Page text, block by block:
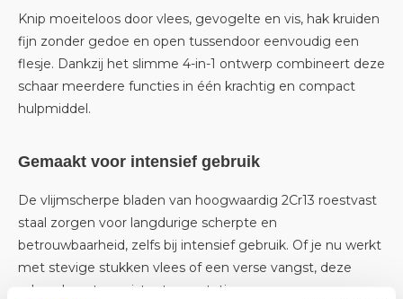
Knip moeiteloos door vlees, gevogelte en vis, hak kruiden
fijn zonder gedoe en open tussendoor eenvoudig een
flesje. Dankzij het slimme 4-in-1 ontwerp combineert deze
schaar meerdere functies in één krachtig en compact
hulpmiddel.
Gemaakt voor intensief gebruik
De vlijmscherpe bladen van hoogwaardig 2Cr13 roestvast
staal zorgen voor langdurige scherpte en
betrouwbaarheid, zelfs bij intensief gebruik. Of je nu werkt
met stevige stukken vlees of een verse vangst, deze
schaar levert consistente prestaties.